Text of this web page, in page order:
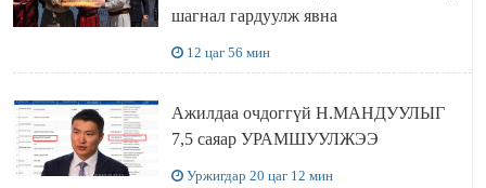
шагнал гардуулж явна
12 цаг 56 мин
Ажилдаа очдоггүй Н.МАНДУУЛЫГ
7,5 саяар УРАМШУУЛЖЭЭ
Уржигдар 20 цаг 12 мин